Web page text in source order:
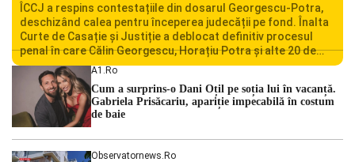
ÎCCJ a respins contestațiile din dosarul Georgescu-Potra,
deschizând calea pentru începerea judecății pe fond. Înalta
Curte de Casație și Justiție a deblocat definitiv procesul
penal în care Călin Georgescu, Horațiu Potra și alte 20 de
persoane sunt acuzați de acțiuni îndreptate împotriva
ordinii constituționale. În ședința din camera preliminară,
judecătorii de la instanța supremă au […]
A1.ro
Cum a surprins-o Dani Oțil pe soția lui în vacanță.
Gabriela Prisăcariu, apariție impecabilă în costum
de baie
Observatornews.ro